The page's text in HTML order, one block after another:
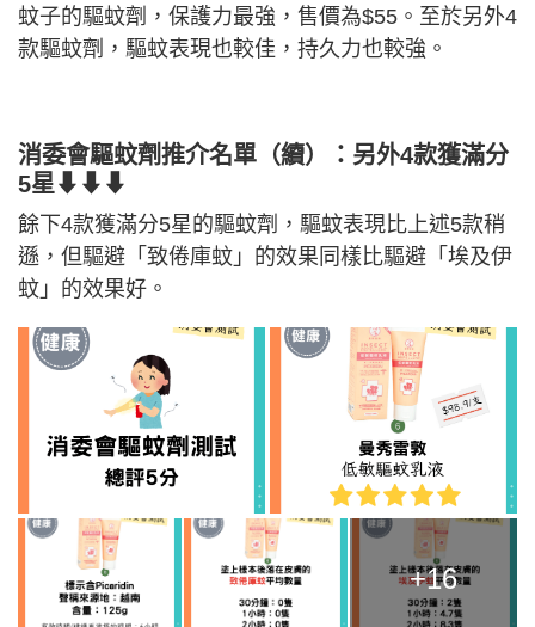
蚊子的驅蚊劑，保護力最強，售價為$55。至於另外4
款驅蚊劑，驅蚊表現也較佳，持久力也較強。
消委會驅蚊劑推介名單（續）：另外4款獲滿分
5星⬇⬇⬇
餘下4款獲滿分5星的驅蚊劑，驅蚊表現比上述5款稍
遜，但驅避「致倦庫蚊」的效果同樣比驅避「埃及伊
蚊」的效果好。
+16